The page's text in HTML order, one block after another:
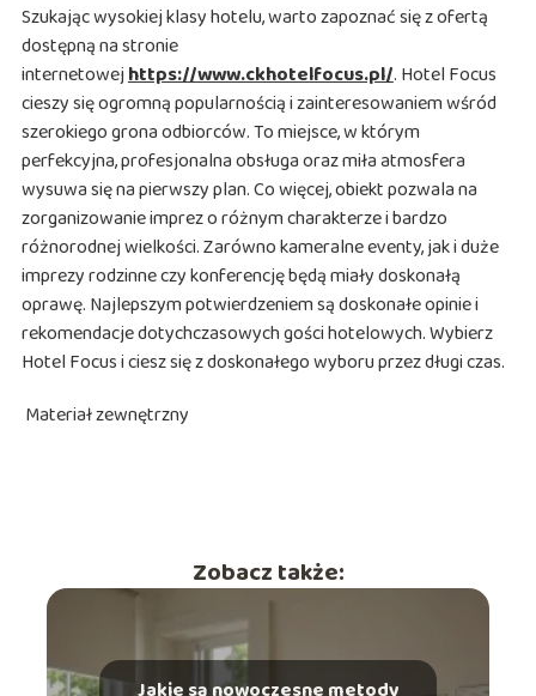
Szukając wysokiej klasy hotelu, warto zapoznać się z ofertą
dostępną na stronie
internetowejhttps://www.ckhotelfocus.pl/. Hotel Focus
cieszy się ogromną popularnością i zainteresowaniem wśród
szerokiego grona odbiorców. To miejsce, w którym
perfekcyjna, profesjonalna obsługa oraz miła atmosfera
wysuwa się na pierwszy plan. Co więcej, obiekt pozwala na
zorganizowanie imprez o różnym charakterze i bardzo
różnorodnej wielkości. Zarówno kameralne eventy, jak i duże
imprezy rodzinne czy konferencję będą miały doskonałą
oprawę. Najlepszym potwierdzeniem są doskonałe opinie i
rekomendacje dotychczasowych gości hotelowych. Wybierz
Hotel Focus i ciesz się z doskonałego wyboru przez długi czas.
Materiał zewnętrzny
Zobacz także: